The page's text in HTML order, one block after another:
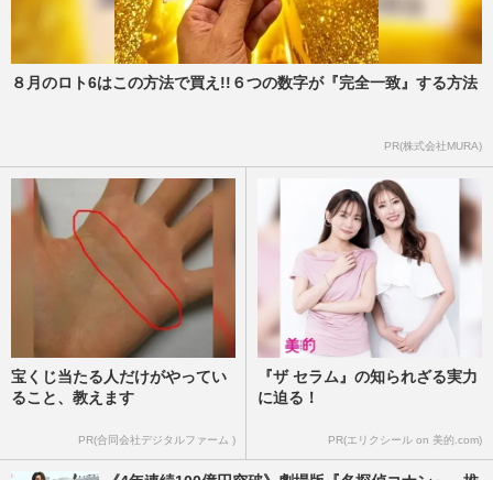
８月のロト6はこの方法で買え!!６つの数字が『完全一致』する方法
PR(株式会社MURA)
宝くじ当たる人だけがやってい
ること、教えます
PR(合同会社デジタルファーム )
『ザ セラム』の知られざる実力
に迫る！
PR(エリクシール on 美的.com)